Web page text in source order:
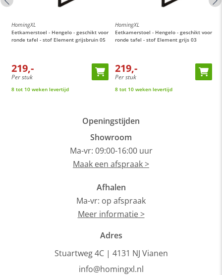
HomingXL
Eetkamerstoel - Hengelo - geschikt voor
ronde tafel - stof Element grijsbruin 05
219,-
Per stuk
8 tot 10 weken levertijd
HomingXL
Eetkamerstoel - Hengelo - geschikt voor
ronde tafel - stof Element grijs 03
219,-
Per stuk
8 tot 10 weken levertijd
Openingstijden
Showroom
Ma-vr: 09:00-16:00 uur
Maak een afspraak >
Afhalen
Ma-vr: op afspraak
Meer informatie >
Adres
Stuartweg 4C | 4131 NJ Vianen
info@homingxl.nl